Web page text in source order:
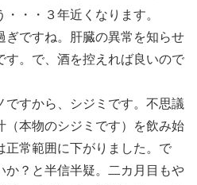
・・３年近くなります。
ぎですね。肝臓の異常を知らせ
す。で、酒を控えれば良いので
ですから、シジミです。不思議
（本物のシジミです）を飲み始
正常範囲に下がりました。で
か？と半信半疑。二カ月目もや